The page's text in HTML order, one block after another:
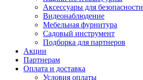
Аксессуары для безопасности
Видеонаблюдение
Мебельная фурнитура
Садовый инструмент
Подборка для партнеров
Акции
Партнерам
Оплата и доставка
Условия оплаты